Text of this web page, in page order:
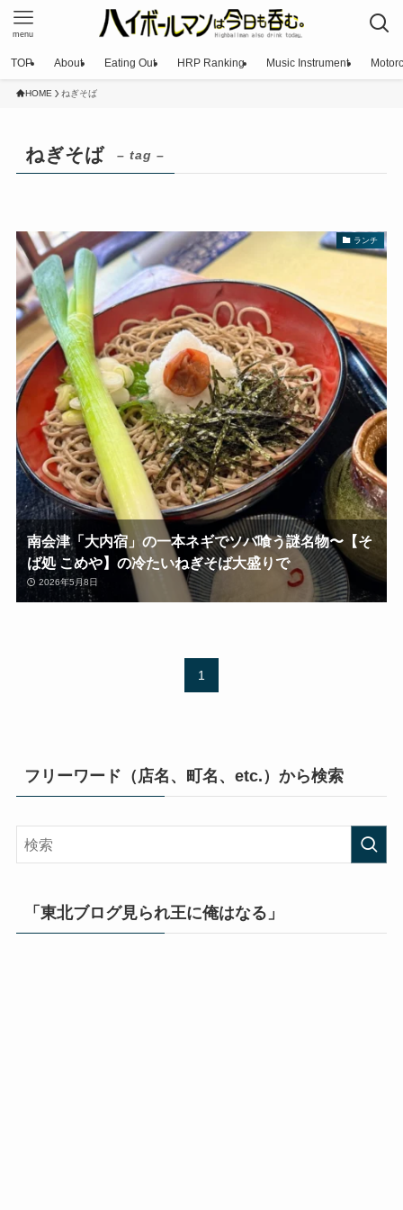
menu
TOP About Eating Out HRP Ranking Music Instrument
HOME ねぎそば
ねぎそば – tag –
ランチ
南会津「大内宿」の一本ネギでソバ喰う謎名物〜【そ
ば処 こめや】の冷たいねぎそば大盛りで
2026年5月8日
1
フリーワード（店名、町名、etc.）から検索
「東北ブログ見られ王に俺はなる」